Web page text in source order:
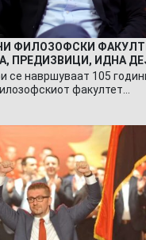
ФИЛОЗОФСКИ
ПРЕДИЗВИЦИ, ИДНА
се навршуваат 105
факултет…